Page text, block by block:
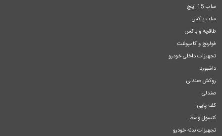
ساب 15 اینچ
ساب باکس
طاقچه و باکس
فولرنج و کامپوننت
تجهیزات داخلی خودرو
داشبورد
روکش صندلی
صندلی
کف پایی
کنسول وسط
تجهیزات بدنه خودرو